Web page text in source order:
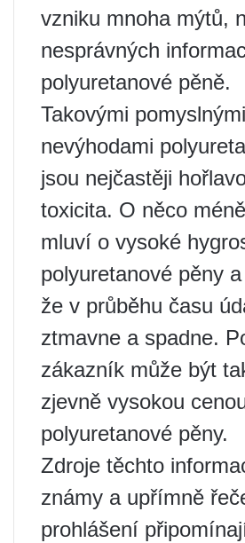
vzniku mnoha mýtů,
nesprávných
polyuretanové pěně.
Takovými pomyslnými
nevýhodami
jsou nejčastěji
toxicita. O něco
mluví o vysoké
polyuretanové pěny
že v průběhu času
ztmavne a spadne.
zákazník může být
zjevně vysokou
polyuretanové pěny.
Zdroje těchto
známy a upřímně
prohlášení